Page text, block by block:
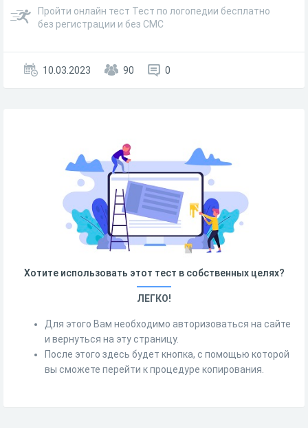
Пройти онлайн тест Тест по логопедии бесплатно
без регистрации и без СМС
10.03.2023 90 0
Хотите использовать этот тест в собственных целях?
ЛЕГКО!
Для этого Вам необходимо авторизоваться на сайте
и вернуться на эту страницу.
После этого здесь будет кнопка, с помощью которой
вы сможете перейти к процедуре копирования.